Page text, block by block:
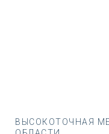
ВЫСОКОТОЧНАЯ